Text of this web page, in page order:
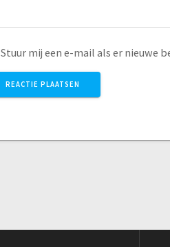
Stuur mij een e-mail als er nieuwe